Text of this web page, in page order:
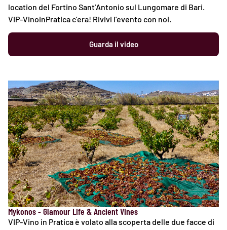
location del Fortino Sant’Antonio sul Lungomare di Bari.
VIP-VinoinPratica c’era! Rivivi l’evento con noi.
Guarda il video
Mykonos - Glamour Life & Ancient Vines
VIP-Vino in Pratica è volato alla scoperta delle due facce di